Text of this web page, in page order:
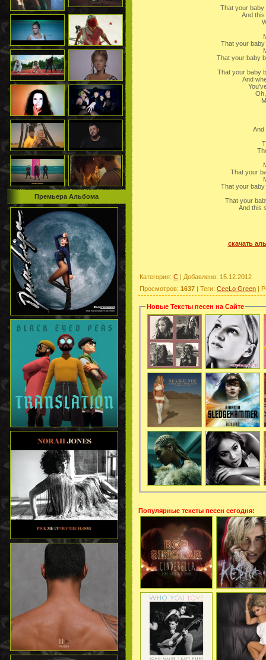
Премьера Альбома
That your baby
And
That your baby
That your baby
That your baby
And
And
That your
That your baby
That your
And this
скачать
Категория: C Добавлено: 15.12.2012
Просмотров: 1637 Теги: CeeLo Green
Новые Тексты песен на Сайте
Популярные тексты песен сегодня: